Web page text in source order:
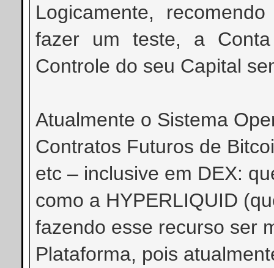
Logicamente,
fazer um teste, a
Controle do seu Capital
Atualmente o Sistema
Contratos Futuros de
etc – inclusive em DEX:
como a HYPERLIQUID
fazendo esse recurso ser
Plataforma, pois